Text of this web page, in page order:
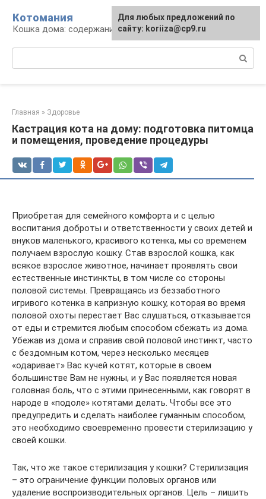
контенту
Котомания
Кошка дома: содержание и уход
Главная » Здоровье
Кастрация кота на дому: подготовка питомца
и помещения, проведение процедуры
Приобретая для семейного комфорта и с целью
воспитания доброты и ответственности у своих детей и
внуков маленького, красивого котенка, мы со временем
получаем взрослую кошку. Став взрослой кошка, как
всякое взрослое животное, начинает проявлять свои
естественные инстинкты, в том числе со стороны
половой системы. Превращаясь из беззаботного
игривого котенка в капризную кошку, которая во время
половой охоты перестает Вас слушаться, отказывается
от еды и стремится любым способом сбежать из дома.
Убежав из дома и справив свой половой инстинкт, часто
с бездомным котом, через несколько месяцев
«одаривает» Вас кучей котят, которые в своем
большинстве Вам не нужны, и у Вас появляется новая
головная боль, что с этими принесенными, как говорят в
народе в «подоле» котятами делать. Чтобы все это
предупредить и сделать наиболее гуманным способом,
это необходимо своевременно провести стерилизацию у
своей кошки.
Так, что же такое стерилизация у кошки? Стерилизация
– это ограничение функции половых органов или
удаление воспроизводительных органов. Цель – лишить
Для любых предложений по
сайту: koriiza@cp9.ru